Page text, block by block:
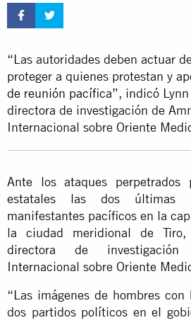
“Las autoridades deben actuar
proteger a quienes protestan y
de reunión pacífica”, indicó
directora de investigación de
Internacional sobre Oriente
Ante los ataques perpetrados
estatales las dos últimas
manifestantes pacíficos en la
la ciudad meridional de Tiro,
directora de
Internacional sobre Oriente
“Las imágenes de hombres con
dos partidos políticos en el